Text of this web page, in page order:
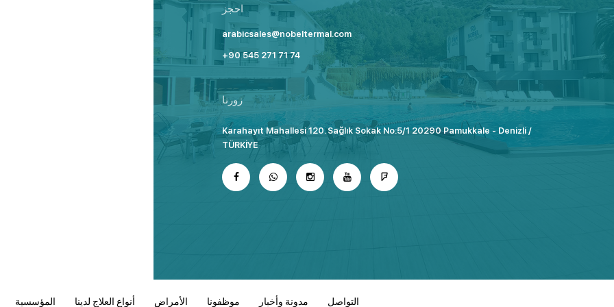
احجز
arabicsales@nobeltermal.com
+90 545 271 71 74
زورنا
Karahayıt Mahallesi 120. Sağlık Sokak No:5/1 20290 Pamukkale - Denizli /
TÜRKİYE
المؤسسية أنواع العلاج لدينا الأمراض موظفونا مدونة وأخبار التواصل